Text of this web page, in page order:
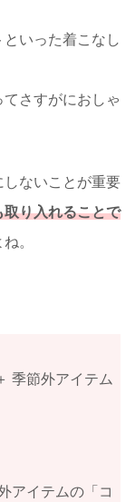
いった着こなし
さすがにおしゃ
ないことが重要
り入れることで
。
季節外アイテム
アイテムの「コ